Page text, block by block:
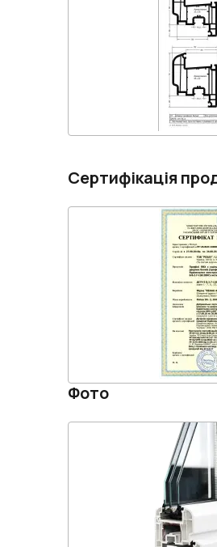
Сертифікація
Фото